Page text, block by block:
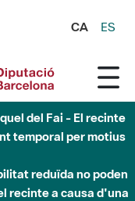
CA ES
del Fai - El recinte
temporal per motius
reduïda no poden
recinte a causa d'una